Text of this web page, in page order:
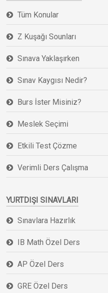
Tüm Konular
Z Kuşağı Sounları
Sınava Yaklaşırken
Sınav Kaygısı Nedir?
Burs İster Misiniz?
Meslek Seçimi
Etkili Test Çözme
Verimli Ders Çalışma
YURTDIŞI SINAVLARI
Sınavlara Hazırlık
IB Math Özel Ders
AP Özel Ders
GRE Özel Ders